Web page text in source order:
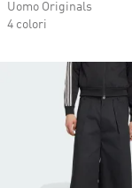
Uomo Originals
4 colori